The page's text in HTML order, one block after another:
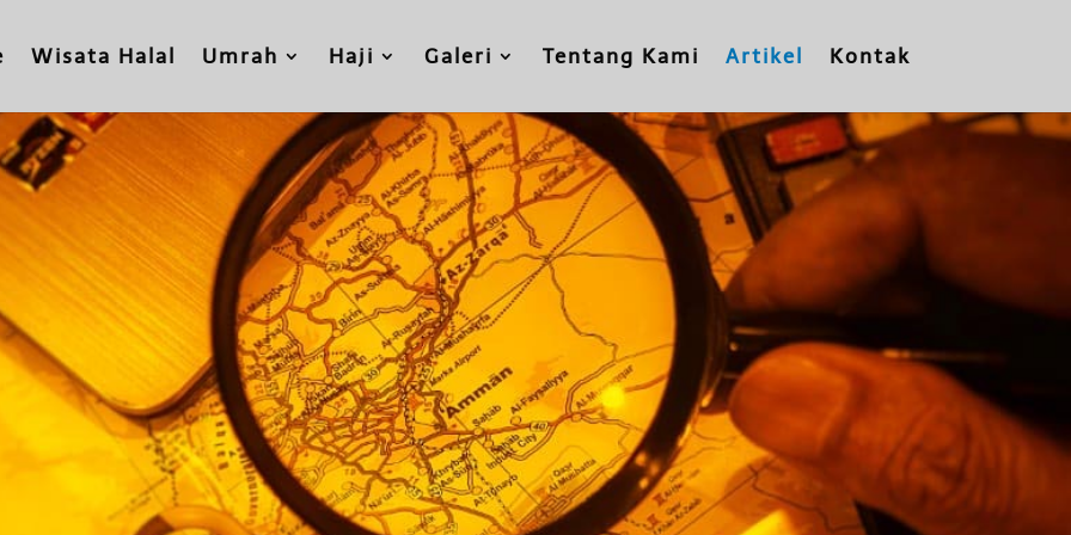
Wisata Halal Umrah Haji Galeri Tentang Kami Artikel Kontak